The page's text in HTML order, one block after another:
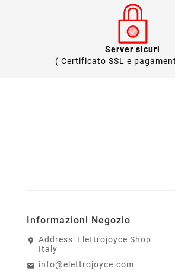
Server sicuri
( Certificato SSL e
Informazioni Negozio
Address: Elettrojoyce Shop
Italy
info@elettrojoyce.com